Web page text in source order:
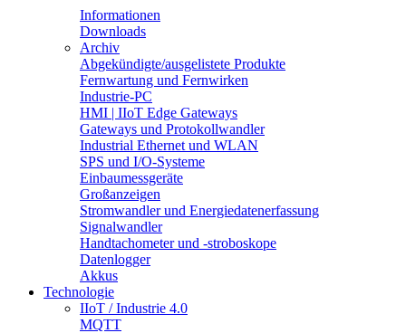
Informationen
Downloads
Archiv
Abgekündigte/ausgelistete Produkte
Fernwartung und Fernwirken
Industrie-PC
HMI | IIoT Edge Gateways
Gateways und Protokollwandler
Industrial Ethernet und WLAN
SPS und I/O-Systeme
Einbaumessgeräte
Großanzeigen
Stromwandler und Energiedatenerfassung
Signalwandler
Handtachometer und -stroboskope
Datenlogger
Akkus
Technologie
IIoT / Industrie 4.0
MQTT